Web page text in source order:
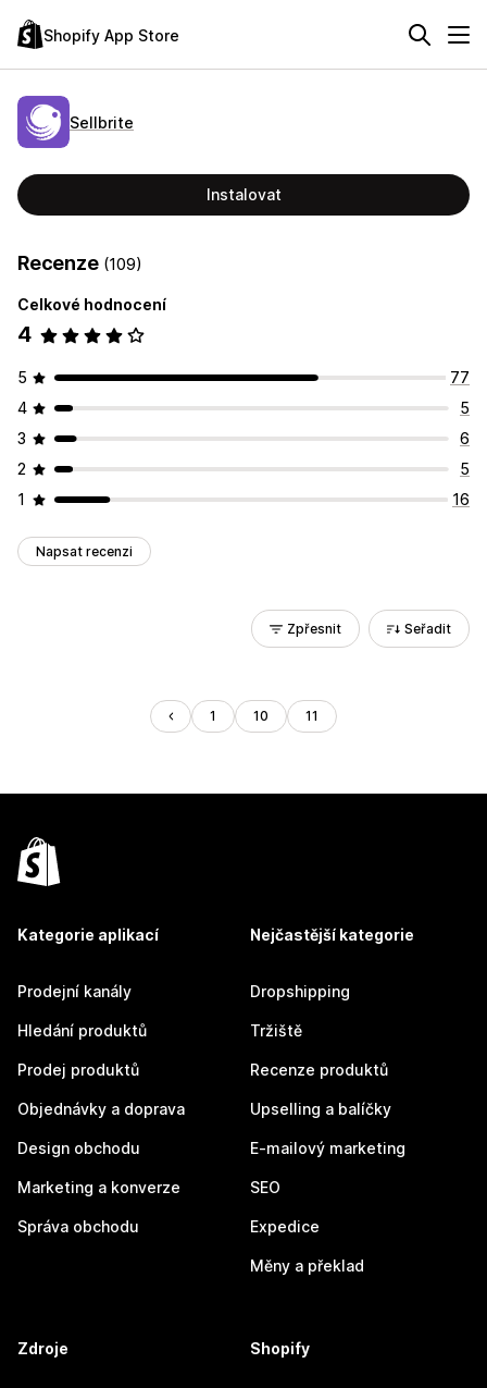
Shopify App Store
Sellbrite
Instalovat
Recenze (109)
Celkové hodnocení
4
5
77
4
5
3
6
2
5
1
16
Napsat recenzi
Zpřesnit Seřadit
1 10 11
Kategorie aplikací
Prodejní kanály
Hledání produktů
Prodej produktů
Objednávky a doprava
Design obchodu
Marketing a konverze
Správa obchodu
Nejčastější kategorie
Dropshipping
Tržiště
Recenze produktů
Upselling a balíčky
E-mailový marketing
SEO
Expedice
Měny a překlad
Zdroje Shopify